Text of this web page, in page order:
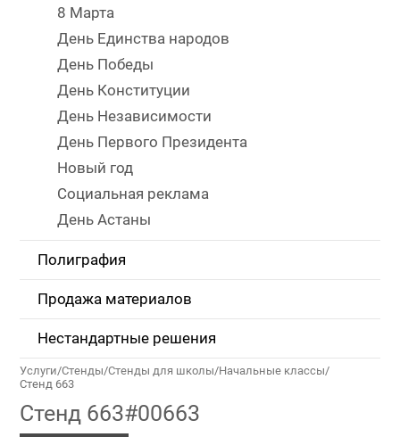
8 Марта
День Единства народов
День Победы
День Конституции
День Независимости
День Первого Президента
Новый год
Социальная реклама
День Астаны
Полиграфия
Продажа материалов
Нестандартные решения
Услуги/Стенды/Стенды для школы/Начальные классы/
Стенд 663
Стенд 663#00663